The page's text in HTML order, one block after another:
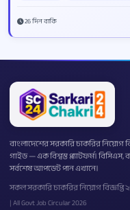
26 দিন বাকি
বাংলাদেশের সরকারি চাকরির নিয়োগ
গাইড — এক বিশ্বস্ত প্ল্যাটফর্ম। বিসিএস,
সর্বশেষ আপডেট পান এখানে।
সকল সরকারি চাকরির নিয়োগ বিজ্ঞপ্তি
| All Govt Job Circular 2026